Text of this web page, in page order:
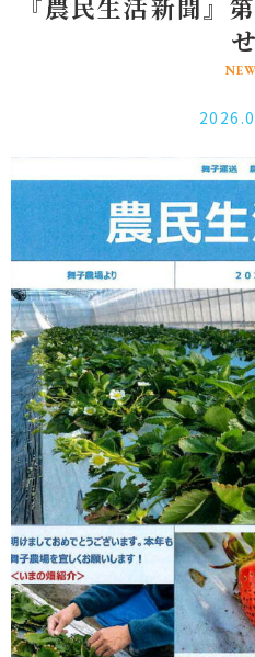
『農民生活新聞』
せ